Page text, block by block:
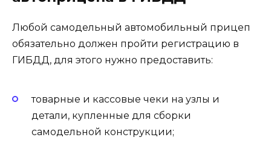
Любой самодельный автомобильный прицеп
обязательно должен пройти регистрацию в
ГИБДД, для этого нужно предоставить:
товарные и кассовые чеки на узлы и
детали, купленные для сборки
самодельной конструкции;